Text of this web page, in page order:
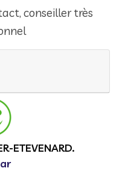
conseiller très
ETEVENARD.